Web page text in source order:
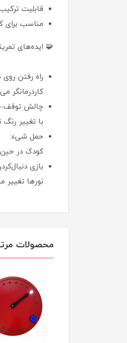
قابلیت
مناسب برای
🧩 ایده‌های
راه رفتن
کاردرمانگر
چالش
با تغییر
حمل شیء:
کودک در حین
بازی
نورها
محصولات